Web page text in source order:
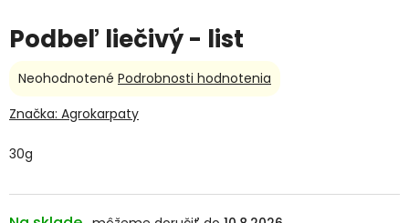
Podbeľ liečivý - list
30g
Priemerné
produktu
0,0
z
hviezdičiek.
Neohodnotené Podrobnosti hodnotenia
Značka: Agrokarpaty